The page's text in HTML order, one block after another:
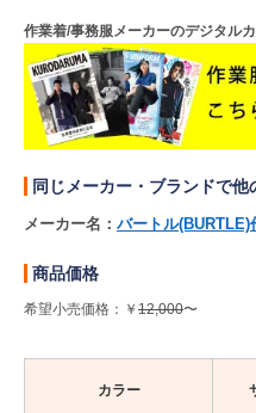
作業着/事務服メーカーのデジタル
同じメーカー・ブランドで他
メーカー名： バートル(BURTLE)
商品価格
希望小売価格：￥ 12,000〜
カラー